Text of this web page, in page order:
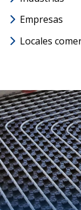
Empresas
Locales